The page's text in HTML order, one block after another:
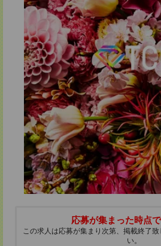
応募が集まった時点
この求人は応募が集まり次第、掲載終了
い。